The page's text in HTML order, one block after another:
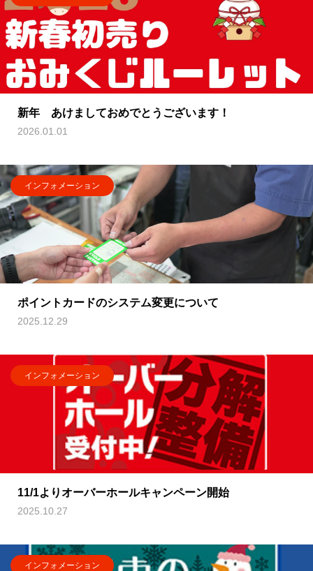
新年 あけましておめでとうございます！
2026.01.01
インフォメーション
ポイントカードのシステム変更について
2025.12.29
インフォメーション
11/1よりオーバーホールキャンペーン開始
2025.10.27
インフォメーション